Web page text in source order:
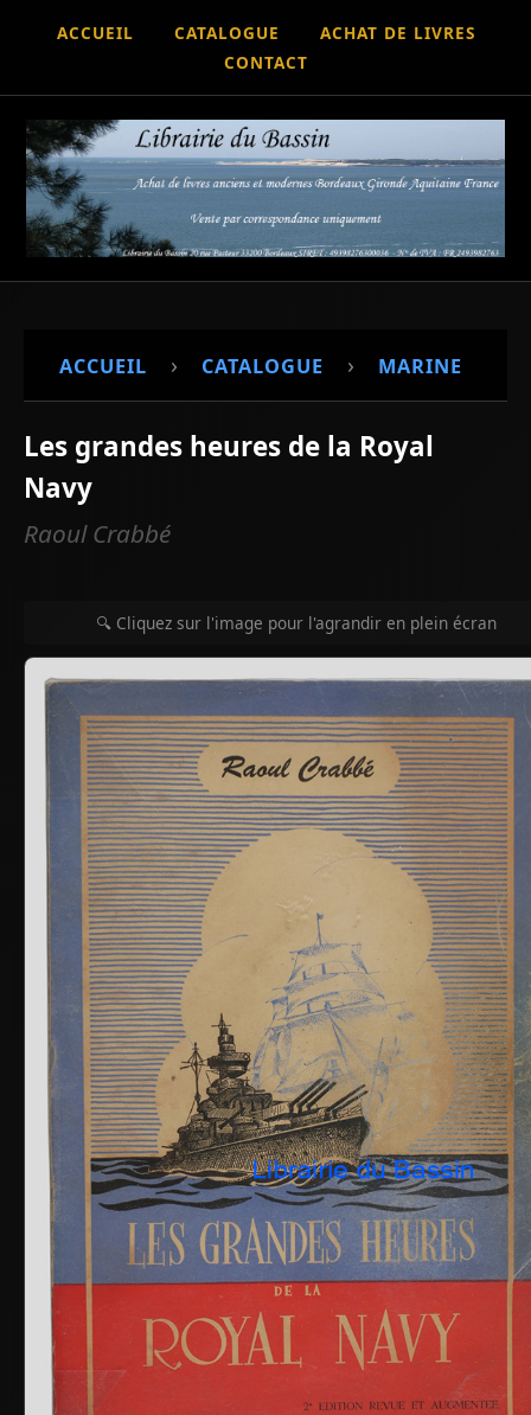
ACCUEIL CATALOGUE
ACHAT DE LIVRES
CONTACT
ACCUEIL › CATALOGUE › MARINE
Les grandes heures de la Royal
Navy
Raoul Crabbé
🔍 Cliquez sur l'image pour l'agrandir en plein écran